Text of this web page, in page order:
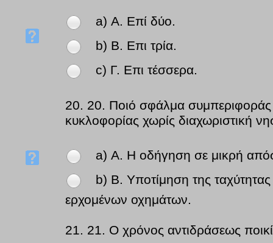
a) Α. Επί δύο.
b) Β. Επι τρία.
c) Γ. Επι τέσσερα.
20. 20. Ποιό σφάλμα
κυκλοφορίας χωρίς διαχωριστική
a) Α. Η οδήγηση σε μικρή
b) Β. Υποτίμηση της
ερχομένων οχημάτων.
21. 21. Ο χρόνος αντιδράσεως